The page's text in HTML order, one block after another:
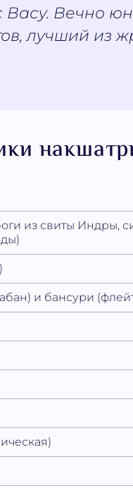
Васу. Вечно
лучший из
из свиты Индры,
и бансури